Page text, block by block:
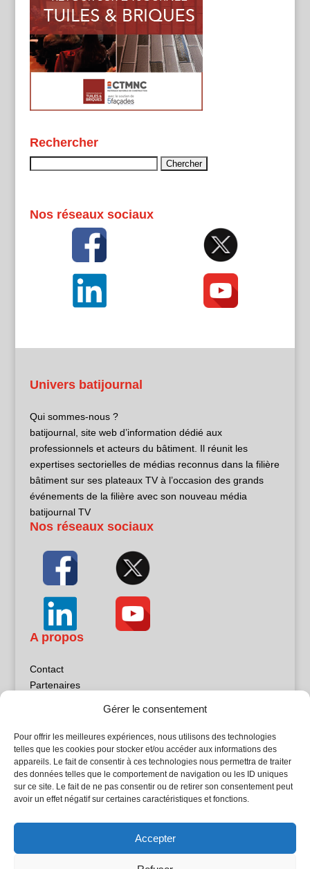
Gérer le consentement
Pour offrir les meilleures expériences, nous utilisons des technologies
telles que les cookies pour stocker et/ou accéder aux informations des
appareils. Le fait de consentir à ces technologies nous permettra de traiter
des données telles que le comportement de navigation ou les ID uniques
sur ce site. Le fait de ne pas consentir ou de retirer son consentement peut
avoir un effet négatif sur certaines caractéristiques et fonctions.
Accepter
Rechercher
Nos réseaux sociaux
Univers batijournal
Qui sommes-nous ?
batijournal, site web d’information dédié aux
professionnels et acteurs du bâtiment. Il réunit les
expertises sectorielles de médias reconnus dans la filière
bâtiment sur ses plateaux TV à l’occasion des grands
événements de la filière avec son nouveau média
batijournal TV
Nos réseaux sociaux
A propos
Contact
Partenaires
Politique de confidentialité
Sites partenaires
5Façades
Atrium Patrimoine